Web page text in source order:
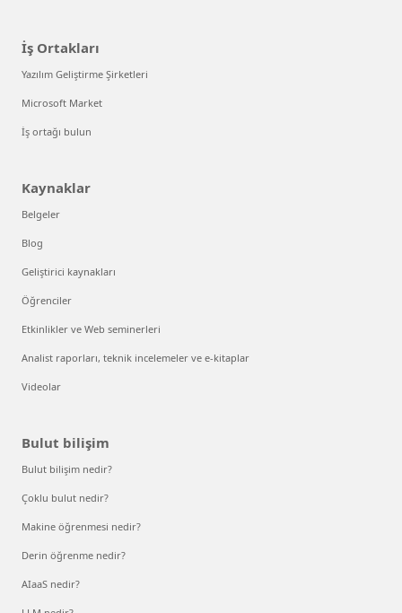
İş Ortakları
Yazılım Geliştirme Şirketleri
Microsoft Market
İş ortağı bulun
Kaynaklar
Belgeler
Blog
Geliştirici kaynakları
Öğrenciler
Etkinlikler ve Web seminerleri
Analist raporları, teknik incelemeler ve e-kitaplar
Videolar
Bulut bilişim
Bulut bilişim nedir?
Çoklu bulut nedir?
Makine öğrenmesi nedir?
Derin öğrenme nedir?
AIaaS nedir?